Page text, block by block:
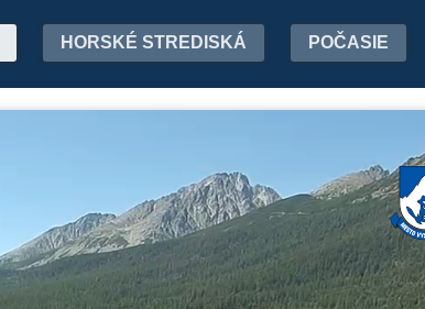
HORSKÉ STREDISKÁ POČASIE